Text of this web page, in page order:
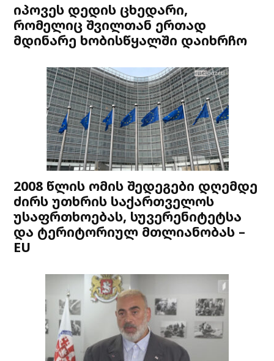
იპოვეს დედის ცხედარი,
რომელიც შვილთან ერთად
მდინარე ხობისწყალში დაიხრჩო
2008 წლის ომის შედეგები დღემდე
ძირს უთხრის საქართველოს
უსაფრთხოებას, სუვერენიტეტსა
და ტერიტორიულ მთლიანობას –
EU